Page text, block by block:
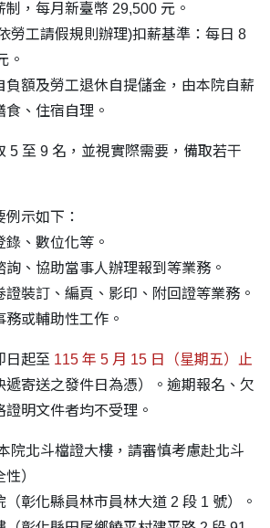
，每月新臺幣 29,500 元。
勞工請假規則辦理)扣薪基準：每日 8
。
負額及勞工退休自提儲金，由本院自薪
、住宿自理。
5 至 9 名，並視實際需要，備取若干
示如下：
、數位化等。
、協助當事人辦理報到等業務。
裝訂、編頁、影印、附回證等業務。
或輔助性工作。
日起至 115 年 5 月 15 日（星期五）止
遞寄送之發件日為憑）。逾期報名、欠
明文件者均不受理。
院北斗檔證大樓，請審慎考慮赴北斗
）
彰化縣員林市員林大道 2 段 1 號）。